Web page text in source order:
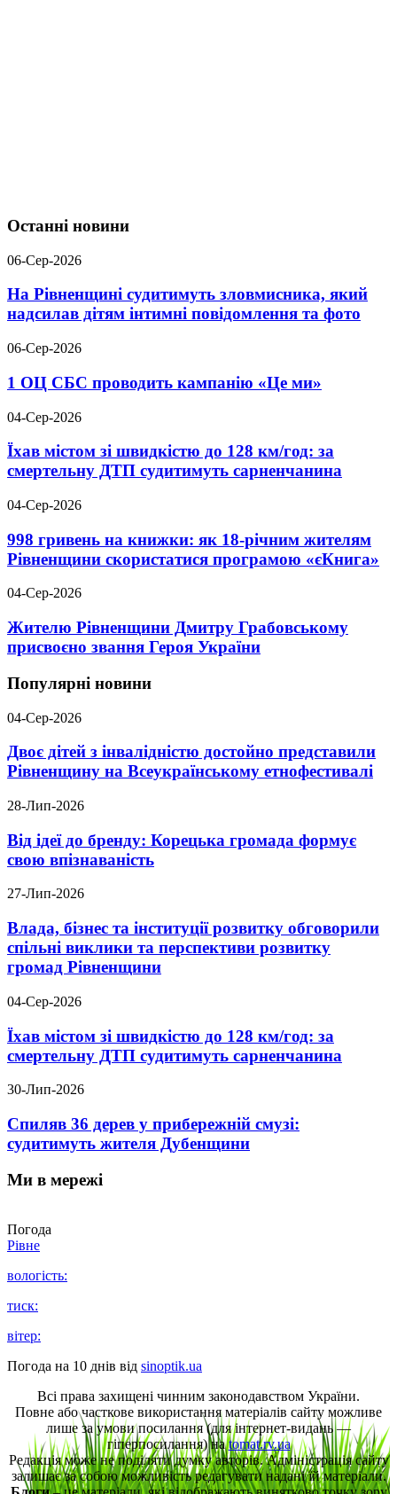
Останні новини
06-Сер-2026
На Рівненщині судитимуть зловмисника, який
надсилав дітям інтимні повідомлення та фото
06-Сер-2026
1 ОЦ СБС проводить кампанію «Це ми»
04-Сер-2026
Їхав містом зі швидкістю до 128 км/год: за
смертельну ДТП судитимуть сарненчанина
04-Сер-2026
998 гривень на книжки: як 18-річним жителям
Рівненщини скористатися програмою «єКнига»
04-Сер-2026
Жителю Рівненщини Дмитру Грабовському
присвоєно звання Героя України
Популярні новини
04-Сер-2026
Двоє дітей з інвалідністю достойно представили
Рівненщину на Всеукраїнському етнофестивалі
28-Лип-2026
Від ідеї до бренду: Корецька громада формує
свою впізнаваність
27-Лип-2026
Влада, бізнес та інституції розвитку обговорили
спільні виклики та перспективи розвитку
громад Рівненщини
04-Сер-2026
Їхав містом зі швидкістю до 128 км/год: за
смертельну ДТП судитимуть сарненчанина
30-Лип-2026
Спиляв 36 дерев у прибережній смузі:
судитимуть жителя Дубенщини
Ми в мережі
Погода
Рівне
вологість:
тиск:
вітер:
Погода на 10 днів від sinoptik.ua
Всі права захищені чинним законодавством України.
Повне або часткове використання матеріалів сайту можливе
лише за умови посилання (для інтернет-видань —
гіперпосилання) наtomat.rv.ua
Редакція може не поділяти думку авторів. Адміністрація сайту
залишає за собою можливість редагувати надані їй матеріали.